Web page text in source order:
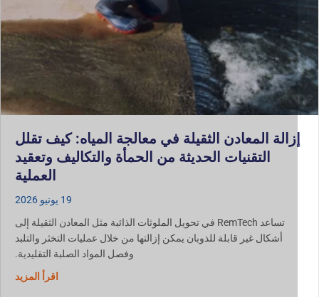
المعادن الثقيلة في معالجة المياه: كيف تقلل
التقنيات الحديثة من الحمأة والتكاليف وتعقيد
العملية
تساعد RemTech في تحويل الملوثات الذائبة مثل المعادن الثقيلة إلى
أشكال غير قابلة للذوبان يمكن إزالتها من خلال عمليات التخثر والتلبد
وفصل المواد الصلبة التقليدية.
اقرأ المزيدحول